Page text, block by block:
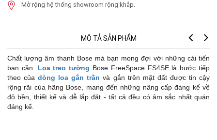
Mở rộng hệ thống showroom rộng khắp.
MÔ TẢ SẢN PHẨM
Chất lượng âm thanh Bose mà bạn mong đợi với những cải tiến
bạn cần. Loa treo tường Bose FreeSpace FS4SE là bước tiếp
theo củadòng loa gắn trần và gắn trên mặt đất được tin cậy
rộng rãi của hãng Bose, mang đến những nâng cấp đáng kể về
độ bền, thiết kế và dễ lắp đặt - tất cả đều có âm sắc nhất quán
đáng kể.